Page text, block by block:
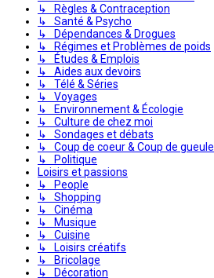
↳ Règles & Contraception
↳ Santé & Psycho
↳ Dépendances & Drogues
↳ Régimes et Problèmes de poids
↳ Études & Emplois
↳ Aides aux devoirs
↳ Télé & Séries
↳ Voyages
↳ Environnement & Écologie
↳ Culture de chez moi
↳ Sondages et débats
↳ Coup de coeur & Coup de gueule
↳ Politique
Loisirs et passions
↳ People
↳ Shopping
↳ Cinéma
↳ Musique
↳ Cuisine
↳ Loisirs créatifs
↳ Bricolage
↳ Décoration